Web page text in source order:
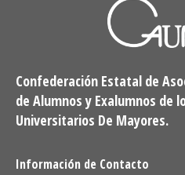
Confederación Estatal de
de Alumnos y Exalumnos de
Universitarios De Mayores.
Información de Contacto